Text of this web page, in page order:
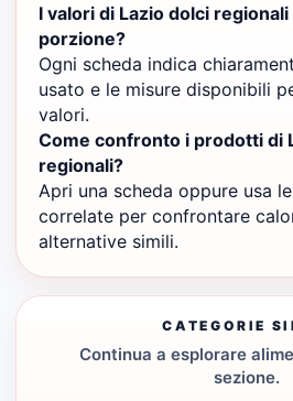
I valori di Lazio dolci
porzione?
Ogni scheda indica
usato e le misure disponibili
valori.
Come confronto i prodotti di
regionali?
Apri una scheda oppure usa
correlate per confrontare
alternative simili.
CATEGORIE
Continua a esplorare
sezione.